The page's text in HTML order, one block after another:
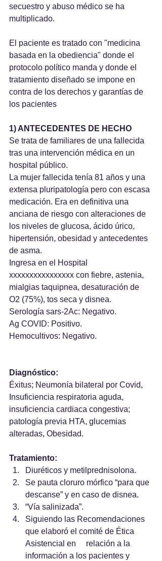
secuestro y abuso médico se ha
multiplicado.
El paciente es tratado con "medicina
basada en la obediencia" donde el
protocolo político manda y donde el
tratamiento diseñado se impone en
contra de los derechos y garantías de
los pacientes
1) ANTECEDENTES DE HECHO
Se trata de familiares de una fallecida
tras una intervención médica en un
hospital público.
La mujer fallecida tenía 81 años y una
extensa pluripatología pero con escasa
medicación. Era en definitiva una
anciana de riesgo con alteraciones de
los niveles de glucosa, ácido úrico,
hipertensión, obesidad y antecedentes
de asma.
Ingresa en el Hospital
xxxxxxxxxxxxxxxx con fiebre, astenia,
mialgias taquipnea, desaturación de
O2 (75%), tos seca y disnea.
Serología sars-2Ac: Negativo.
Ag COVID: Positivo.
Hemocultivos: Negativo.
Diagnóstico:
Éxitus; Neumonía bilateral por Covid,
Insuficiencia respiratoria aguda,
insuficiencia cardiaca congestiva;
patología previa HTA, glucemias
alteradas, Obesidad.
Tratamiento:
Diuréticos y metilprednisolona.
Se pauta cloruro mórfico “para que
descanse” y en caso de disnea.
“Vía salinizada”.
Siguiendo las Recomendaciones
que elaboró el comité de Ética
Asistencial en 	relación a la
información a los pacientes y